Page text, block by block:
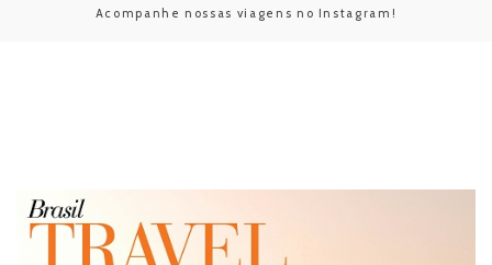
Acompanhe nossas viagens no Instagram!